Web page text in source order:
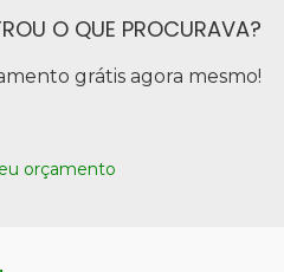
O QUE PROCURAVA?
grátis agora mesmo!
orçamento